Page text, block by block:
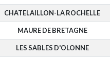
CHATELAILLON-LA ROCHELLE
MAURE DE BRETAGNE
LES SABLES D'OLONNE